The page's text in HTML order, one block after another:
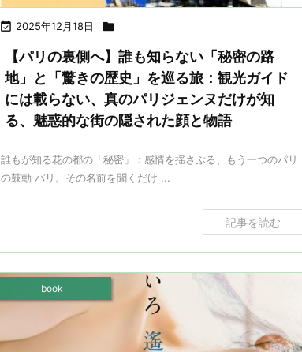
 2025年12月18日 
【パリの裏側へ】誰も知らない「秘密の路
地」と「驚きの歴史」を巡る旅：観光ガイド
には載らない、真のパリジェンヌだけが知
る、魅惑的な街の隠された顔と物語
誰もが知る花の都の「秘密」：感情を揺さぶる、もう一つのパリ
の鼓動 パリ。その名前を聞くだけ ...
記事を読む
book